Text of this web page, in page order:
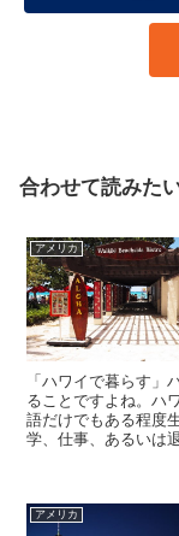
合わせて読みた
アメリカ
「ハワイで暮らす」
ることですよね。ハ
語だけでもある程度
学、仕事、あるいは
アメリカ